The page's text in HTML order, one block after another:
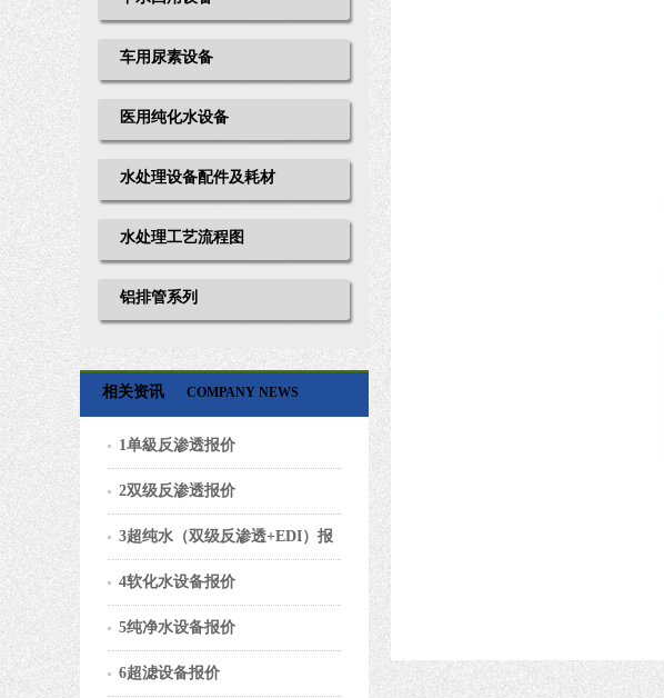
车用尿素设备
医用纯化水设备
水处理设备配件及耗材
水处理工艺流程图
铝排管系列
相关资讯 COMPANY NEWS
1单級反渗透报价
2双级反渗透报价
3超纯水（双级反渗透+EDI）报
4软化水设备报价
5纯净水设备报价
6超滤设备报价